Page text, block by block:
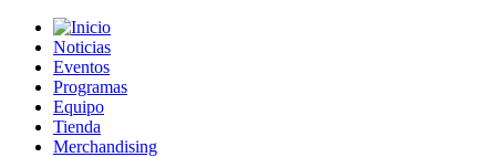
Noticias
Eventos
Programas
Equipo
Tienda
Merchandising